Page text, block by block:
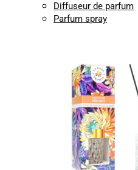
Diffuseur de parfum
Parfum spray